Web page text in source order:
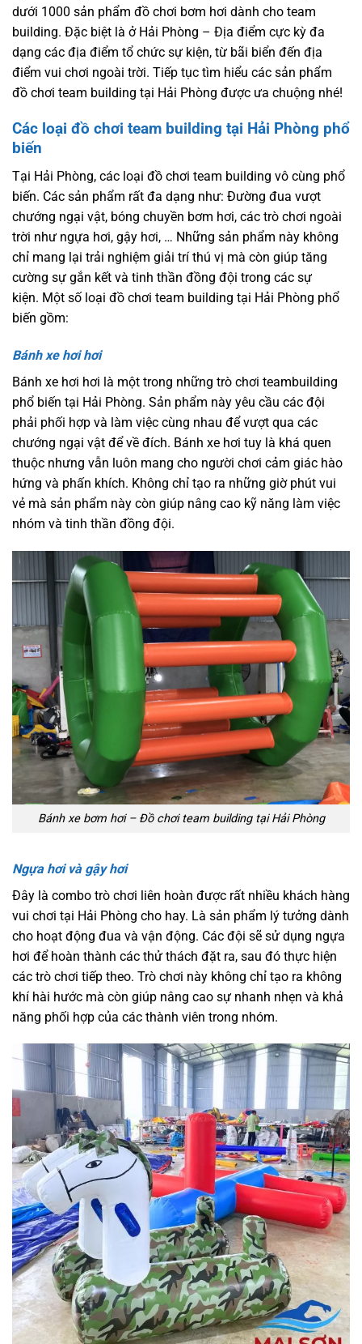
dưới 1000 sản phẩm đồ chơi bơm hơi dành cho team
building. Đặc biệt là ở Hải Phòng – Địa điểm cực kỳ đa
dạng các địa điểm tổ chức sự kiện, từ bãi biển đến địa
điểm vui chơi ngoài trời. Tiếp tục tìm hiểu các sản phẩm
đồ chơi team building tại Hải Phòng được ưa chuộng nhé!
Các loại đồ chơi team building tại Hải Phòng phổ
biến
Tại Hải Phòng, các loại đồ chơi team building vô cùng phổ
biến. Các sản phẩm rất đa dạng như: Đường đua vượt
chướng ngại vật, bóng chuyền bơm hơi, các trò chơi ngoài
trời như ngựa hơi, gậy hơi, … Những sản phẩm này không
chỉ mang lại trải nghiệm giải trí thú vị mà còn giúp tăng
cường sự gắn kết và tinh thần đồng đội trong các sự
kiện. Một số loại đồ chơi team building tại Hải Phòng phổ
biến gồm:
Bánh xe hơi hơi
Bánh xe hơi hơi là một trong những trò chơi teambuilding
phổ biến tại Hải Phòng. Sản phẩm này yêu cầu các đội
phải phối hợp và làm việc cùng nhau để vượt qua các
chướng ngại vật để về đích. Bánh xe hơi tuy là khá quen
thuộc nhưng vẫn luôn mang cho người chơi cảm giác hào
hứng và phấn khích. Không chỉ tạo ra những giờ phút vui
vẻ mà sản phẩm này còn giúp nâng cao kỹ năng làm việc
nhóm và tinh thần đồng đội.
Bánh xe bơm hơi – Đồ chơi team building tại Hải Phòng
Ngựa hơi và gậy hơi
Đây là combo trò chơi liên hoàn được rất nhiều khách hàng
vui chơi tại Hải Phòng cho hay. Là sản phẩm lý tưởng dành
cho hoạt động đua và vận động. Các đội sẽ sử dụng ngựa
hơi để hoàn thành các thử thách đặt ra, sau đó thực hiện
các trò chơi tiếp theo. Trò chơi này không chỉ tạo ra không
khí hài hước mà còn giúp nâng cao sự nhanh nhẹn và khả
năng phối hợp của các thành viên trong nhóm.